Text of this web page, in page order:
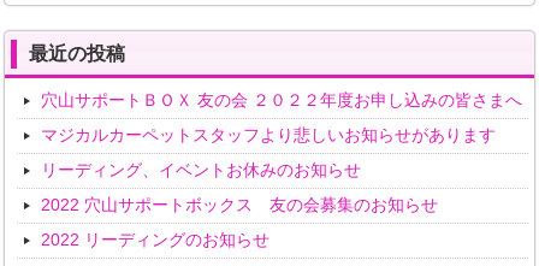
最近の投稿
穴山サポートＢＯＸ 友の会 ２０２２年度お申し込みの皆さまへ
マジカルカーペットスタッフより悲しいお知らせがあります
リーディング、イベントお休みのお知らせ
2022 穴山サポートボックス 友の会募集のお知らせ
2022 リーディングのお知らせ